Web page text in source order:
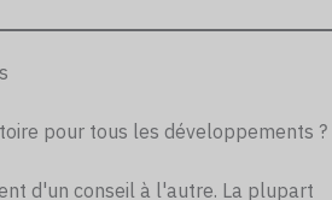
pour tous les développements ?
d'un conseil à l'autre. La plupart